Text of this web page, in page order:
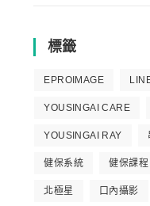
標籤
EPROIMAGE
YOUSINGAI CARE
YOUSINGAI RAY
健保系統 健保課程
北極星 口內攝影